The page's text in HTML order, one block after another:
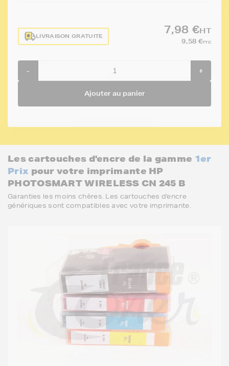
LIVRAISON GRATUITE
7,98 €HT
9,58 €TTC
- +
Ajouter au panier
Les cartouches d'encre de la gamme 1er
Prix pour votre imprimante HP
PHOTOSMART WIRELESS CN 245 B
Garanties les moins chères. Les cartouches d'encre
génériques sont compatibles avec votre imprimante.